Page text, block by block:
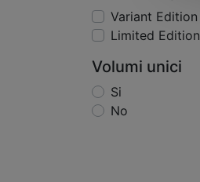
Variant Edition
Limited Edition
Volumi unici
Si
No